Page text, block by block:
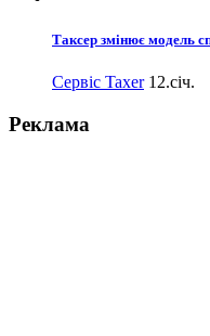
Таксер змінює модель
Сервіс Taxer 12.січ.
Реклама